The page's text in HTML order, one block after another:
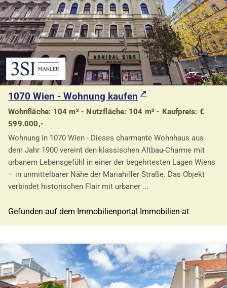
1070 Wien - Wohnung kaufen
Wohnfläche: 104 m² - Nutzfläche: 104 m² - Kaufpreis: €
599.000,-
Wohnung in 1070 Wien - Dieses charmante Wohnhaus aus
dem Jahr 1900 vereint den klassischen Altbau-Charme mit
urbanem Lebensgefühl in einer der begehrtesten Lagen Wiens
– in unmittelbarer Nähe der Mariahilfer Straße. Das Objekt
verbindet historischen Flair mit urbaner ...
Gefunden auf dem Immobilienportal Immobilien-at